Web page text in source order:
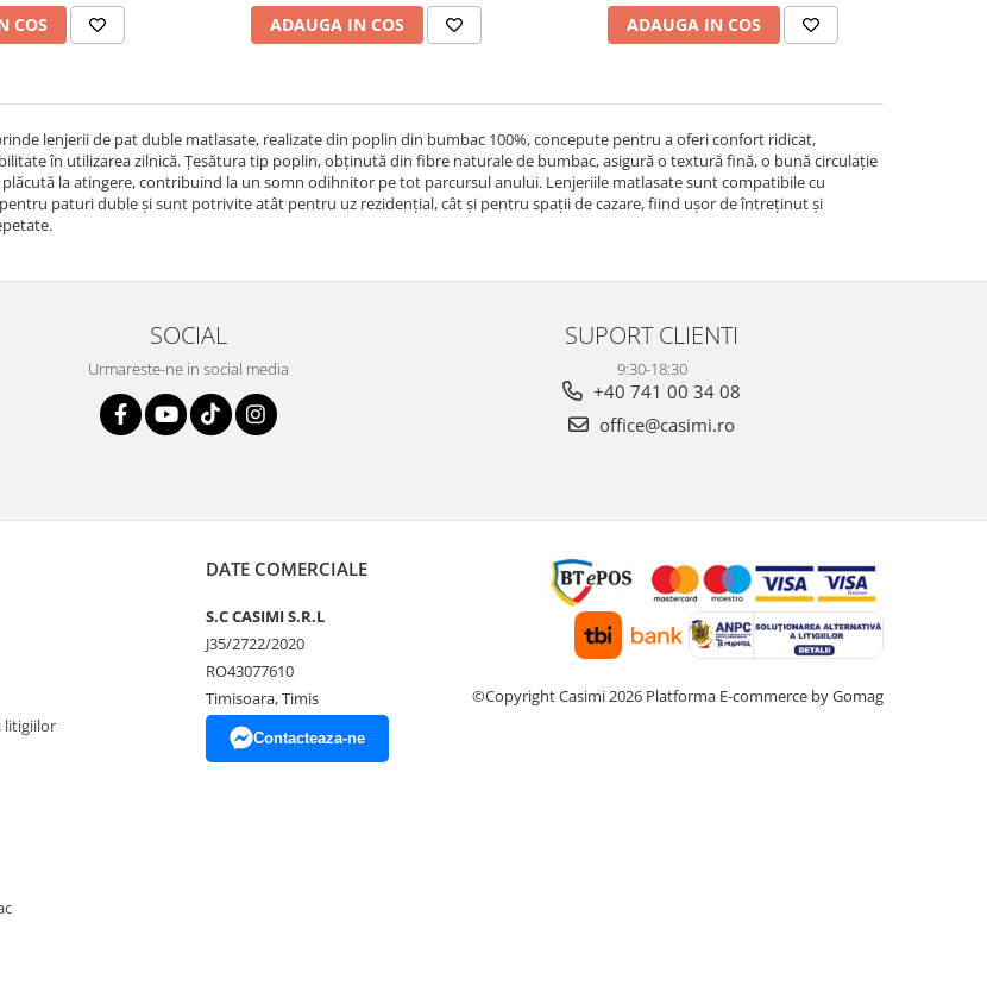
COS ADAUGA IN COS ADAUGA IN COS
lenjerii de pat duble matlasate, realizate din poplin din bumbac 100%, concepute pentru a oferi confort ridicat,
în utilizarea zilnică. Țesătura tip poplin, obținută din fibre naturale de bumbac, asigură o textură fină, o bună circulație
plăcută la atingere, contribuind la un somn odihnitor pe tot parcursul anului. Lenjeriile matlasate sunt compatibile cu
paturi duble și sunt potrivite atât pentru uz rezidențial, cât și pentru spații de cazare, fiind ușor de întreținut și
SOCIAL
Urmareste-ne in social media
SUPORT CLIENTI
9:30-18:30
+40 741 00 34 08
office@casimi.ro
litigiilor
DATE COMERCIALE
S.C CASIMI S.R.L
J35/2722/2020
RO43077610
Timisoara, Timis
Contacteaza-ne
©Copyright Casimi 2026 Platforma E-commerce by Gomag